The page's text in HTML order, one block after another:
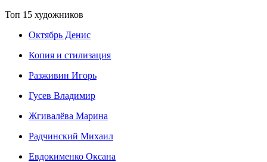
Топ 15 художников
Октябрь Денис
Копия и стилизация
Разживин Игорь
Гусев Владимир
Жгивалёва Марина
Радчинский Михаил
Евдокименко Оксана